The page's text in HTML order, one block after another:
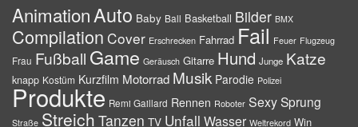
AnimationAuto Baby Ball Basketball Bilder BMX
Compilation Cover Erschrecken Fahrrad Fail Feuer Flugzeug
Frau Fußball Game Geräusch Gitarre Hund Junge Katze
knapp Kostüm Kurzfilm Motorrad Musik Parodie Polizei
Produkte Remi Gaillard Rennen Roboter SexySprung
Straße Streich Tanzen TV Unfall Wasser Weltrekord Win